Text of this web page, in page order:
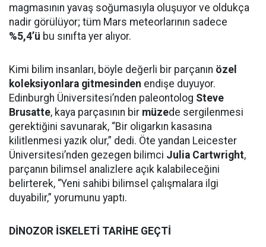
magmasının yavaş soğumasıyla oluşuyor ve oldukça
nadir görülüyor; tüm Mars meteorlarının sadece
%5,4’ü bu sınıfta yer alıyor.
Kimi bilim insanları, böyle değerli bir parçanın özel
koleksiyonlara gitmesinden endişe duyuyor.
Edinburgh Üniversitesi’nden paleontolog Steve
Brusatte, kaya parçasının bir müzede sergilenmesi
gerektiğini savunarak, “Bir oligarkın kasasına
kilitlenmesi yazık olur,” dedi. Öte yandan Leicester
Üniversitesi’nden gezegen bilimci Julia Cartwright,
parçanın bilimsel analizlere açık kalabileceğini
belirterek, “Yeni sahibi bilimsel çalışmalara ilgi
duyabilir,” yorumunu yaptı.
DİNOZOR İSKELETİ TARİHE GEÇTİ